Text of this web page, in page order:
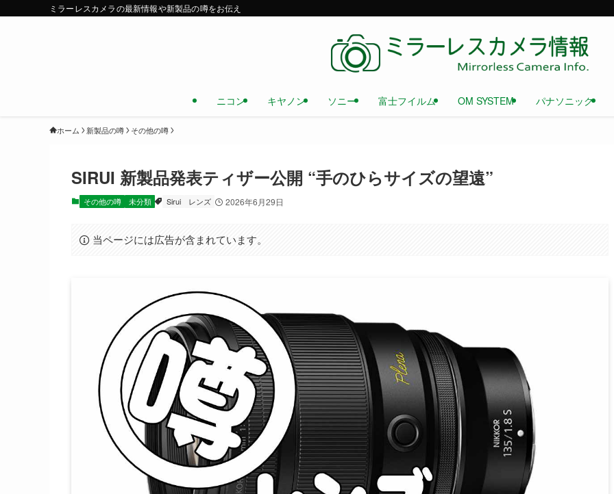
ミラーレスカメラの最新情報や新製品の噂をお伝え
ニコン キヤノン ソニー 富士フイルム OM SYSTEM パナソニック
ホーム 新製品の噂 その他の噂
SIRUI 新製品発表ティザー公開 “手のひらサイズの望遠”
その他の噂 未分類 Sirui レンズ 2026年6月29日
当ページには広告が含まれています。